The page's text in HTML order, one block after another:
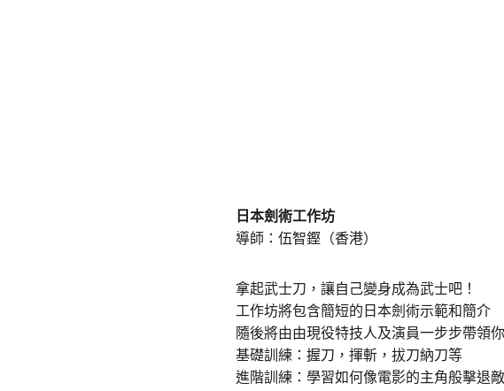
日本劍術工作坊
導師：伍智鏗（香港）
拿起武士刀，讓自己變身成為武士吧！
工作坊將包含簡短的日本劍術示範和簡介
隨後將由由現役特技人及演員一步步帶領
基礎訓練：握刀，揮斬，拔刀納刀等
進階訓練：學習如何像電影的主角般擊退